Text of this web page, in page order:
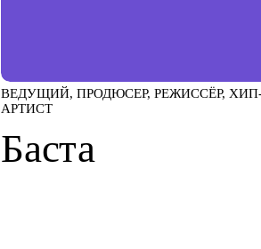
ВЕДУЩИЙ, ПРОДЮСЕР, РЕЖИССЁР,
АРТИСТ
Баста